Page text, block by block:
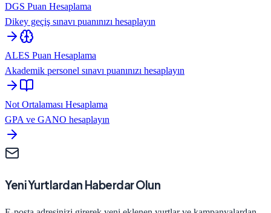
DGS Puan Hesaplama
Dikey geçiş sınavı puanınızı hesaplayın
ALES Puan Hesaplama
Akademik personel sınavı puanınızı hesaplayın
Not Ortalaması Hesaplama
GPA ve GANO hesaplayın
Yeni Yurtlardan Haberdar Olun